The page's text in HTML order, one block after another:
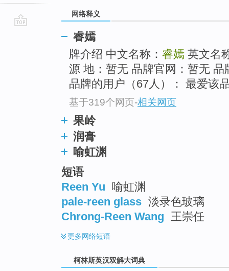
网络释义
睿嫣
牌介绍 中文名称： 睿嫣 英文名
源 地：暂无 品牌官网：暂无
品牌的用户（67人）： 最爱该
基于319个网页-相关网页
果岭
润膏
喻虹渊
短语
Reen Yu 喻虹渊
pale-reen glass 淡录色玻璃
Chrong-Reen Wang 王崇任
更多网络短语
柯林斯英汉双解大词典